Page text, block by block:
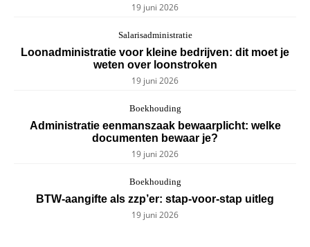
19 juni 2026
Salarisadministratie
Loonadministratie voor kleine bedrijven: dit moet je
weten over loonstroken
19 juni 2026
Boekhouding
Administratie eenmanszaak bewaarplicht: welke
documenten bewaar je?
19 juni 2026
Boekhouding
BTW-aangifte als zzp’er: stap-voor-stap uitleg
19 juni 2026